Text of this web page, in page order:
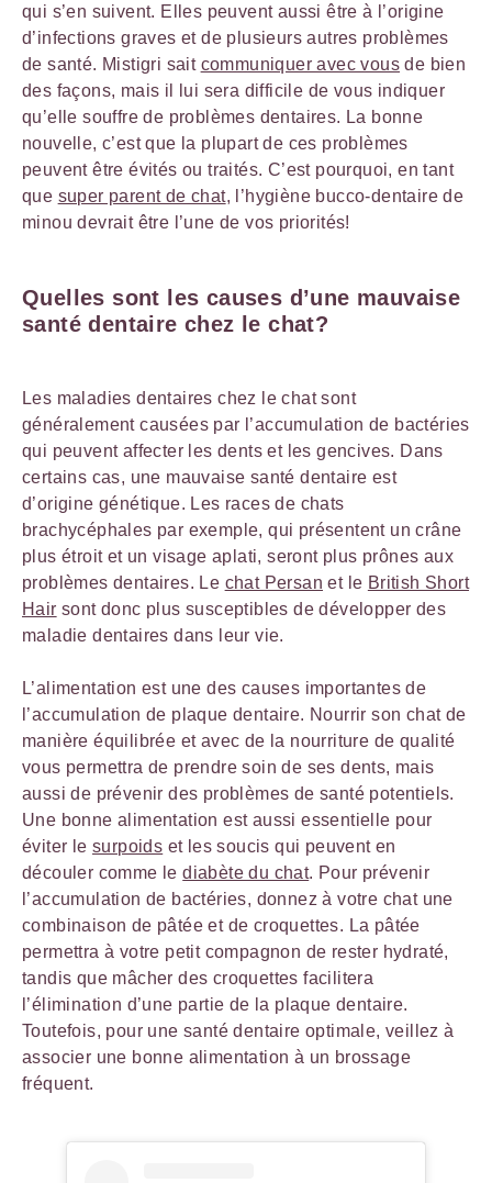
qui s’en suivent. Elles peuvent aussi être à l’origine
d’infections graves et de plusieurs autres problèmes
de santé. Mistigri sait communiquer avec vous de bien
des façons, mais il lui sera difficile de vous indiquer
qu’elle souffre de problèmes dentaires. La bonne
nouvelle, c’est que la plupart de ces problèmes
peuvent être évités ou traités. C’est pourquoi, en tant
que super parent de chat, l’hygiène bucco-dentaire de
minou devrait être l’une de vos priorités!
Quelles sont les causes d’une mauvaise
santé dentaire chez le chat?
Les maladies dentaires chez le chat sont
généralement causées par l’accumulation de bactéries
qui peuvent affecter les dents et les gencives. Dans
certains cas, une mauvaise santé dentaire est
d’origine génétique. Les races de chats
brachycéphales par exemple, qui présentent un crâne
plus étroit et un visage aplati, seront plus prônes aux
problèmes dentaires. Le chat Persan et le British Short
Hair sont donc plus susceptibles de développer des
maladie dentaires dans leur vie.
L’alimentation est une des causes importantes de
l’accumulation de plaque dentaire. Nourrir son chat de
manière équilibrée et avec de la nourriture de qualité
vous permettra de prendre soin de ses dents, mais
aussi de prévenir des problèmes de santé potentiels.
Une bonne alimentation est aussi essentielle pour
éviter lesurpoids et les soucis qui peuvent en
découler comme lediabète du chat. Pour prévenir
l’accumulation de bactéries, donnez à votre chat une
combinaison de pâtée et de croquettes. La pâtée
permettra à votre petit compagnon de rester hydraté,
tandis que mâcher des croquettes facilitera
l’élimination d’une partie de la plaque dentaire.
Toutefois, pour une santé dentaire optimale, veillez à
associer une bonne alimentation à un brossage
fréquent.